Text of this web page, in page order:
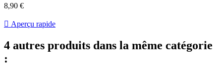
Prix
8,90 €
 Aperçu rapide
4 autres produits dans la même catégorie
: